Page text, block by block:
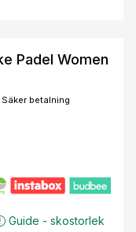
Padel Women
Säker betalning
Guide - skostorlek